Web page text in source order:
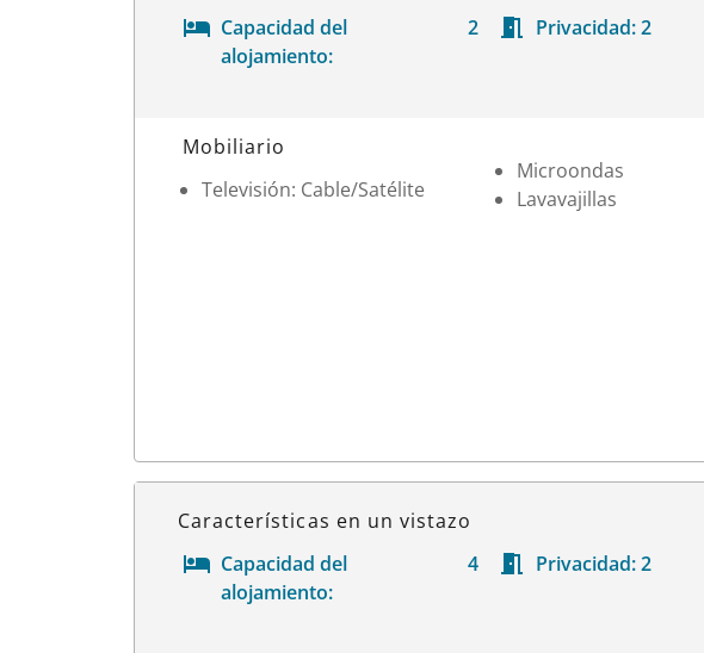
Capacidad del
alojamiento:
2 Privacidad: 2
Datos de la habitación
Mobiliario
Televisión: Cable/Satélite
Microondas
Lavavajillas
Características en un vistazo
Capacidad del
alojamiento:
4 Privacidad: 2